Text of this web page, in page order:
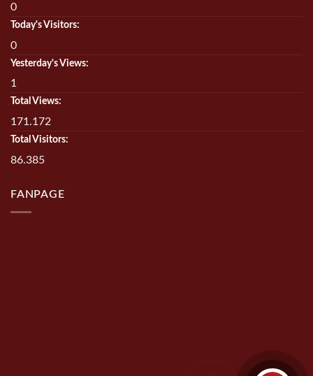
0
Today's Visitors:
0
Yesterday's Views:
1
Total Views:
171.172
Total Visitors:
86.385
FANPAGE